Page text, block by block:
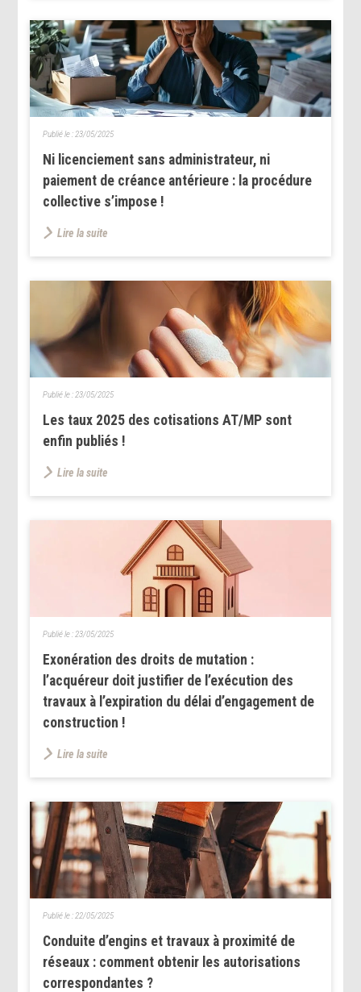
Ni licenciement sans administrateur, ni
paiement de créance antérieure : la procédure
collective s’impose !
Publié le : 23/05/2025
Lire la suite
Les taux 2025 des cotisations AT/MP sont
enfin publiés !
Publié le : 23/05/2025
Lire la suite
Exonération des droits de mutation :
l’acquéreur doit justifier de l’exécution des
travaux à l’expiration du délai d’engagement de
construction !
Publié le : 23/05/2025
Lire la suite
Conduite d’engins et travaux à proximité de
réseaux : comment obtenir les autorisations
correspondantes ?
Publié le : 22/05/2025